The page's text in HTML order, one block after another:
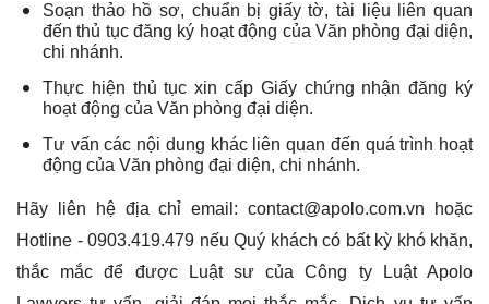
Soạn thảo hồ sơ, chuẩn bị giấy tờ, tài liệu liên quan
đến thủ tục đăng ký hoạt động của Văn phòng đại diện,
chi nhánh.
Thực hiện thủ tục xin cấp Giấy chứng nhận đăng ký
hoạt động của Văn phòng đại diện.
Tư vấn các nội dung khác liên quan đến quá trình hoạt
động của Văn phòng đại diện, chi nhánh.
Hãy liên hệ địa chỉ email: contact@apolo.com.vn hoặc
Hotline - 0903.419.479 nếu Quý khách có bất kỳ khó khăn,
thắc mắc để được Luật sư của Công ty Luật Apolo